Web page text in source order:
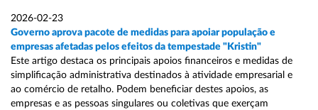
2026-02-23
Governo aprova pacote de medidas para apoiar população e
empresas afetadas pelos efeitos da tempestade "Kristin"
Este artigo destaca os principais apoios financeiros e medidas de
simplificação administrativa destinados à atividade empresarial e
ao comércio de retalho. Podem beneficiar destes apoios, as
empresas e as pessoas singulares ou coletivas que exerçam